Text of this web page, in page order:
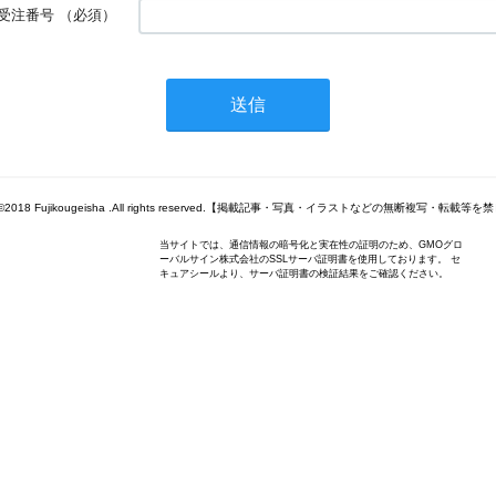
注番号 （必須）
Fujikougeisha .All rights reserved.【掲載記事・写真・イラストなどの無断複写・転載等を禁
当サイトでは、通信情報の暗号化と実在性の証明のため、GMOグロ
ーバルサイン株式会社のSSLサーバ証明書を使用しております。 セ
キュアシールより、サーバ証明書の検証結果をご確認ください。